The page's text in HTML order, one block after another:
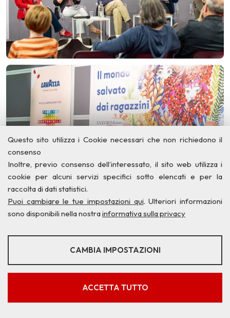
Questo sito utilizza i Cookie necessari che non richiedono il
consenso
Inoltre, previo consenso dell’interessato, il sito web utilizza i
cookie per alcuni servizi specifici sotto elencati e per la
raccolta di dati statistici.
Puoi cambiare le tue impostazioni qui. Ulteriori informazioni
sono disponibili nella nostrainformativa sulla privacy
STATISTICHE
Mostra maggiori informazioni
Google Analytics
CAMBIA IMPOSTAZIONI
ACCETTA TUTTO